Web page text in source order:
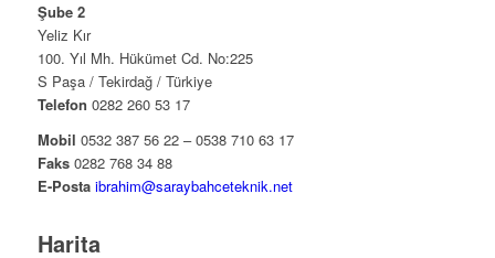
Şube 2
Yeliz Kır
100. Yıl Mh. Hükümet Cd. No:225
S Paşa / Tekirdağ / Türkiye
Telefon 0282 260 53 17
Mobil 0532 387 56 22 – 0538 710 63 17
Faks0282 768 34 88
E-Posta ibrahim@saraybahceteknik.net
Harita